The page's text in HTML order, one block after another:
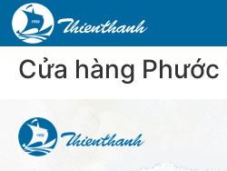
Cửa hàng Phước